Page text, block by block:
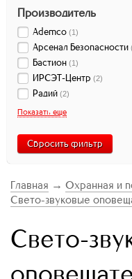
Производитель
Ademco (1)
Арсенал Безопасности
Бастион (1)
ИРСЭТ-Центр (2)
Радий (2)
Показать еще
Сбросить фильтр
Главная → Охранная и
Свето-звуковые
Свето-